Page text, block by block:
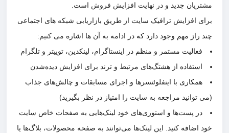
جدید و در نهایت افزایش فروش است.
افزایش ترافیک سایت از طریق بازاریابی شبکه های اجتماعی
راز مهم وجود دارد که در ادامه به آن ها اشاره می کنیم:
فعالیت مستمر و منظم در اینستاگرام، لینکدین، توییتر و تلگرام
استفاده از هشتگ‌های مرتبط و ترند برای افزایش دیده‌شدن
همکاری با اینفلوئنسرها و اجرای مسابقات و چالش‌های جذاب
توانید مراجعه به سایت را امتیاز در نظر بگیرید)
در پست‌ها و استوری‌های خود لینک‌هایی به صفحات خاص سایت
اضافه کنید. این لینک‌ها می‌توانند به صفحه محصولات، بلاگ‌ها یا